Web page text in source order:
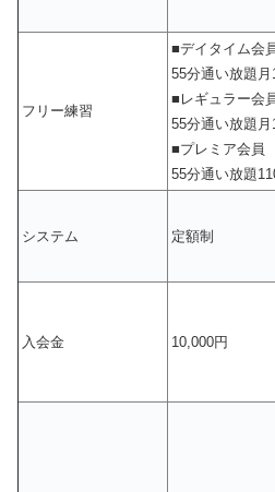
フリー練習
■デイタイム会
55分通い放題月
■レギュラー会
55分通い放題月
■プレミア会員
55分通い放題
システム 定額制
入会金 10,000円